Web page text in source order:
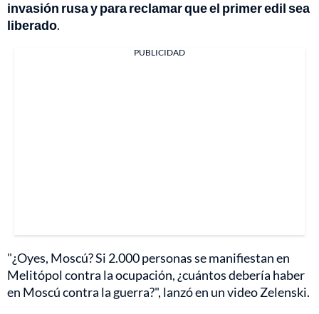
invasión rusa y para reclamar que el primer edil sea
liberado.
PUBLICIDAD
"¿Oyes, Moscú? Si 2.000 personas se manifiestan en
Melitópol contra la ocupación, ¿cuántos debería haber
en Moscú contra la guerra?", lanzó en un video Zelenski.